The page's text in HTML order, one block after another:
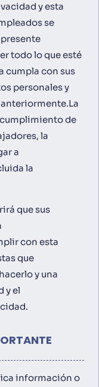
y esta
se
todo lo que esté
cumpla con sus
personales y
de
la
a
la
que sus
con esta
que
y una
y el
información o